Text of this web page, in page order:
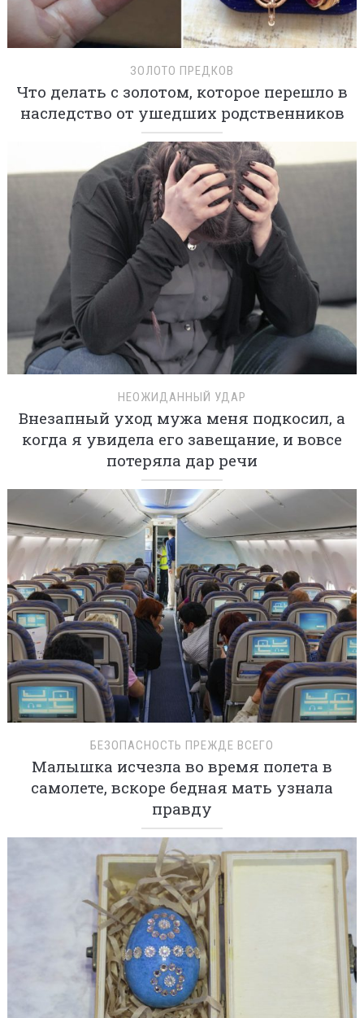
ЗОЛОТО ПРЕДКОВ
Что делать с золотом, которое перешло в
наследство от ушедших родственников
НЕОЖИДАННЫЙ УДАР
Внезапный уход мужа меня подкосил, а
когда я увидела его завещание, и вовсе
потеряла дар речи
БЕЗОПАСНОСТЬ ПРЕЖДЕ ВСЕГО
Малышка исчезла во время полета в
самолете, вскоре бедная мать узнала
правду